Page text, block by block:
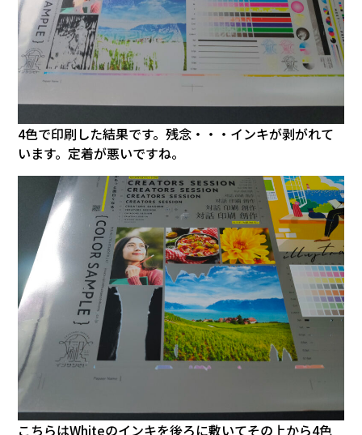
4色で印刷した結果です。残念・・・インキが剥がれて
います。定着が悪いですね。
こちらはWhiteのインキを後ろに敷いてその上から4色